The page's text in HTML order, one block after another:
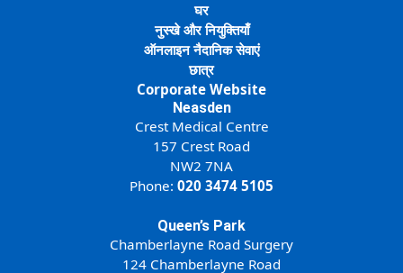
घर
नुस्खे और नियुक्तियाँ
ऑनलाइन नैदानिक सेवाएं
छात्र
Corporate Website
Neasden
Crest Medical Centre
157 Crest Road
NW2 7NA
Phone: 020 3474 5105
Queen’s Park
Chamberlayne Road Surgery
124 Chamberlayne Road